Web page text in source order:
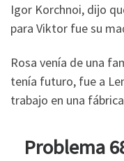
Igor Korchnoi, dijo
para Viktor fue su
Rosa venía de una
tenía futuro, fue a
trabajo en una
Problema